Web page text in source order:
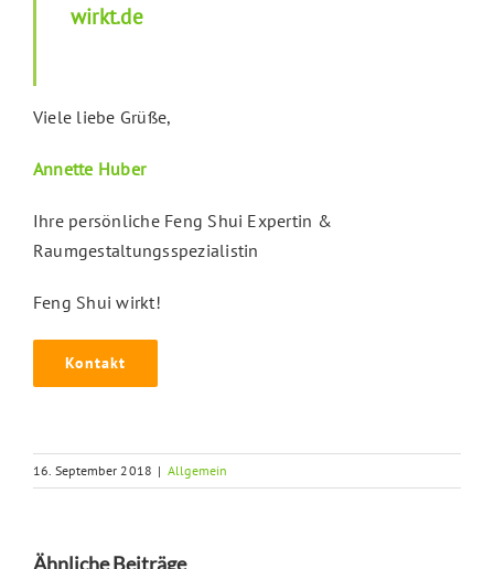
wirkt.de
Viele liebe Grüße,
Annette Huber
Ihre persönliche Feng Shui Expertin &
Raumgestaltungsspezialistin
Feng Shui wirkt!
Kontakt
16. September 2018 | Allgemein
Ähnliche Beiträge